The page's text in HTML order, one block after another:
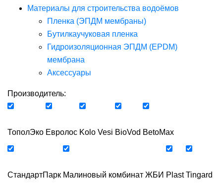
Материалы для строительства водоёмов
Пленка (ЭПДМ мембраны)
Бутилкаучуковая пленка
Гидроизоляционная ЭПДМ (EPDM)
мембрана
Аксессуары
Производитель:
ТополЭко Евролос Kolo Vesi BioVod BetoMax
СтандартПарк Малиновый комбинат ЖБИ Plast Tingard